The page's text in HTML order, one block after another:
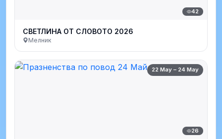
42
СВЕТЛИНА ОТ СЛОВОТО 2026
Мелник
22 May – 24 May
26